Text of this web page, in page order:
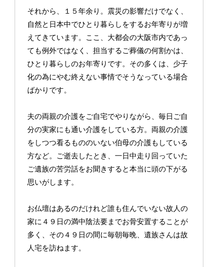
それから、１５年余り。震災の影響だけでなく、
自然と日本中でひとり暮らしをするお年寄りが増
えてきています。ここ、大都会の大阪市内であっ
ても例外ではなく、担当するご葬儀の何割かは、
ひとり暮らしのお年寄りです。その多くは、少子
化の為にやむ終えない事情でそうなっている場合
ばかりです。
夫の両親の介護をご自宅でやりながら、毎日ご自
分の実家にも通い介護をしている方。両親の介護
をしつつ看るもののいない伯母の介護もしている
方など。ご逝去したとき、一日中走り回っていた
ご遺族の苦労話をお聞きすると本当に頭の下がる
思いがします。
お仏壇はあるのだけれど誰も住んでいない故人の
家に４９日の満中陰法要までお骨安置することが
多く、その４９日の間に毎朝毎晩、遺族さんは故
人宅を訪ねます。